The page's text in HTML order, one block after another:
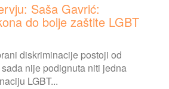
Saša Gavrić:
do bolje zaštite LGBT
diskriminacije postoji od
nije podignuta niti jedna
LGBT...